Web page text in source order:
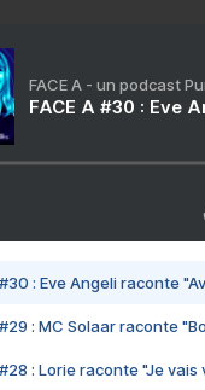
FACE A - un podcast
FACE A #30 : Eve
#30 : Eve Angeli raconte
#29 : MC Solaar raconte
#28 : Lorie raconte "Je vais